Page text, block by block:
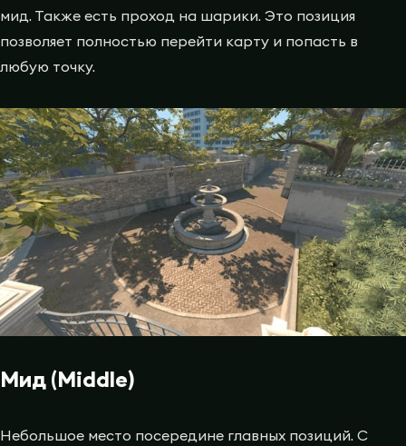
мид. Также есть проход на шарики. Это позиция
позволяет полностью перейти карту и попасть в
любую точку.
Мид (Middle)
Небольшое место посередине главных позиций. С